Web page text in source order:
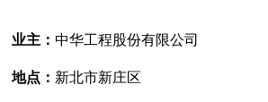
业主：中华工程股份有限公司
地点： 新北市新庄区